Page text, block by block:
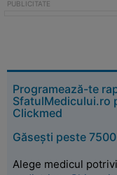
Programează-te
SfatulMedicului.ro
Clickmed
Găsești peste
Alege medicul